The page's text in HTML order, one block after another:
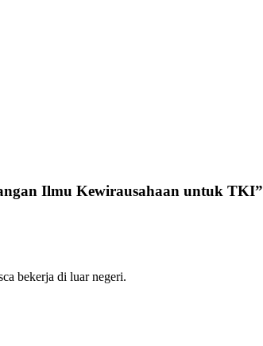
Ilmu Kewirausahaan untuk TKI”
bekerja di luar negeri.